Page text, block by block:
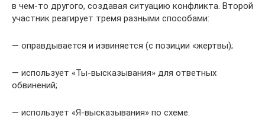
в чем-то другого, создавая ситуацию конфликта. Второй
участник реагирует тремя разными спо­собами:
— оправдывается и извиняется (с позиции «жертвы);
— использует «Ты-высказывания» для ответных
обвинений;
— использует «Я-высказывания» по схеме.